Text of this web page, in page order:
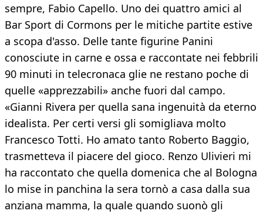
sempre, Fabio Capello. Uno dei quattro amici al
Bar Sport di Cormons per le mitiche partite estive
a scopa d'asso. Delle tante figurine Panini
conosciute in carne e ossa e raccontate nei febbrili
90 minuti in telecronaca glie ne restano poche di
quelle «apprezzabili» anche fuori dal campo.
«Gianni Rivera per quella sana ingenuità da eterno
idealista. Per certi versi gli somigliava molto
Francesco Totti. Ho amato tanto Roberto Baggio,
trasmetteva il piacere del gioco. Renzo Ulivieri mi
ha raccontato che quella domenica che al Bologna
lo mise in panchina la sera tornò a casa dalla sua
anziana mamma, la quale quando suonò gli